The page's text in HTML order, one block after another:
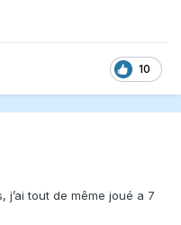
10
j’ai tout de même joué a 7